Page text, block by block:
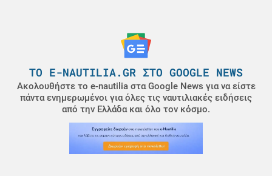
ΤΟ E-NAUTILIA.GR ΣΤΟ GOOGLE NEWS
Ακολουθήστε το e-nautilia στα Google News για να είστε
πάντα ενημερωμένοι για όλες τις ναυτιλιακές ειδήσεις
από την Ελλάδα και όλο τον κόσμο.